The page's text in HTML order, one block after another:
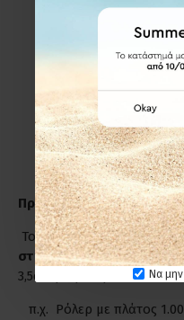
Να μην
Εξωτερικά,πάνω από
προσθέτουμε στο
Εσωτερικά στο
προσθέτουμε
στο ύψος.
Προσοχή!
Το πλάτος του Ρόλερ
στήριγμα, όμως το
3,5cm μικρότερο από το
π.χ. Ρόλερ με πλάτος